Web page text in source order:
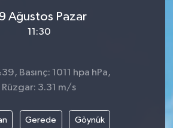
Ağustos Pazar
11:30
Basınç: 1011 hpa hPa,
Rüzgar: 3.31 m/s
Gerede Göynük